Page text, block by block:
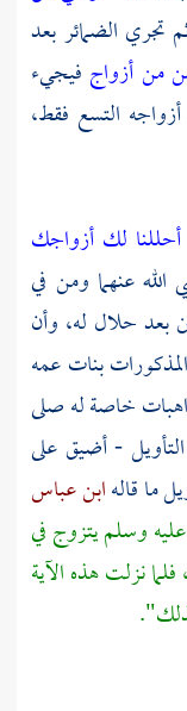
الضمائر بعد
من أزواج فيجيء
التسع فقط،
أحللنا لك أزواجك
عنهما ومن في
بعد حلال له، وأن
بنات عمه
خاصة له صلى
- أضيق على
ما قالهابن عباس
وسلم يتزوج في
نزلت هذه الآية